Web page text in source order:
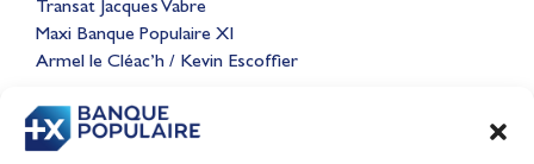
Transat Jacques Vabre
Maxi Banque Populaire XI
Armel le Cléac’h / Kevin Escoffier
CONTENU
Beach, sur le plan d'eau des
Jeux Olympiques 2028